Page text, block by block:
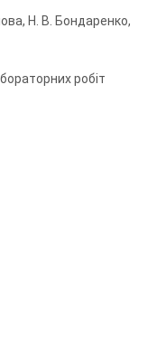
Н. В. Бондаренко,
робіт